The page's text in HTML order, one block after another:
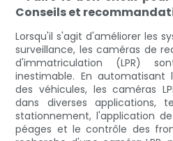
Conseils et
Lorsqu'il s'agit d'améliorer les
surveillance, les caméras de
d'immatriculation (LPR)
inestimable. En
des véhicules, les caméras
dans diverses applications,
stationnement, l'application
péages et le contrôle des